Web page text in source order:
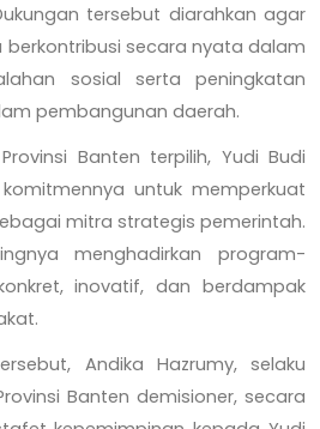
tersebut diarahkan agar
berkontribusi secara nyata dalam
sosial serta peningkatan
pembangunan daerah.
Banten terpilih, Yudi Budi
untuk memperkuat
mitra strategis pemerintah.
menghadirkan program-
inovatif, dan berdampak
Andika Hazrumy, selaku
Banten demisioner, secara